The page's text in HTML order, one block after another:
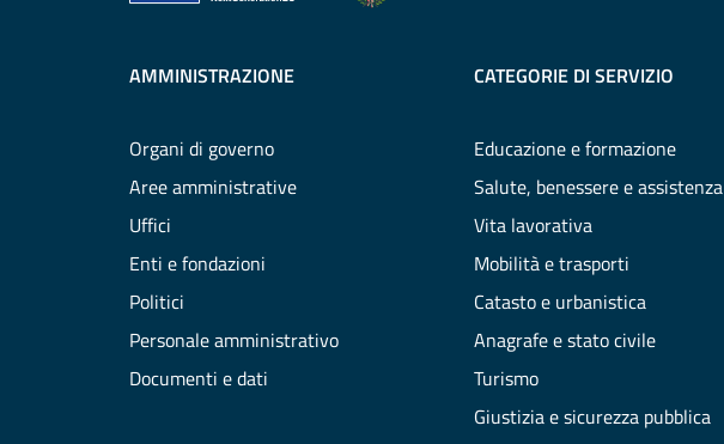
AMMINISTRAZIONE
Organi di governo
Aree amministrative
Uffici
Enti e fondazioni
Politici
Personale amministrativo
Documenti e dati
CATEGORIE DI SERVIZIO
Educazione e formazione
Salute, benessere e assistenza
Vita lavorativa
Mobilità e trasporti
Catasto e urbanistica
Anagrafe e stato civile
Turismo
Giustizia e sicurezza pubblica